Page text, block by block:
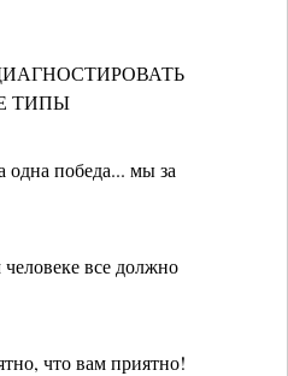
ТИПЫ
победа... мы за
все должно
что вам приятно!